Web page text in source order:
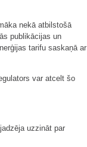
nekā atbilstošā
publikācijas un
tarifu saskaņā ar
var atcelt šo
uzzināt par